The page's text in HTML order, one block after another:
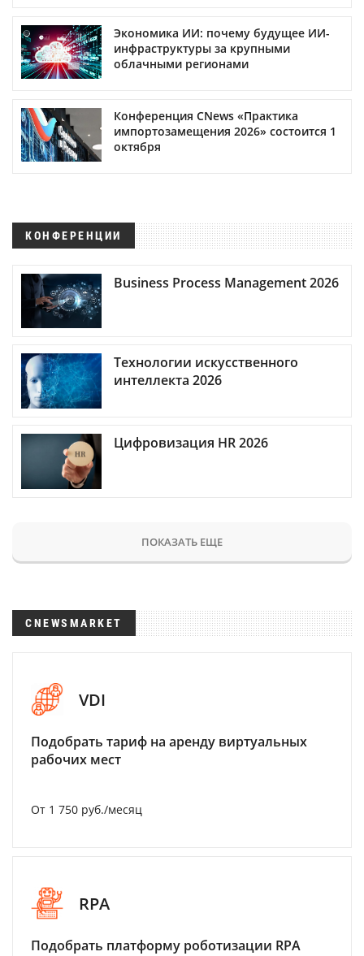
Экономика ИИ: почему будущее ИИ-
инфраструктуры за крупными
облачными регионами
Конференция CNews «Практика
импортозамещения 2026» состоится 1
октября
КОНФЕРЕНЦИИ
Business Process Management 2026
Технологии искусственного
интеллекта 2026
Цифровизация HR 2026
ПОКАЗАТЬ ЕЩЕ
CNEWSMARKET
VDI
Подобрать тариф на аренду виртуальных
рабочих мест
От 1 750 руб./месяц
RPA
Подобрать платформу роботизации RPA